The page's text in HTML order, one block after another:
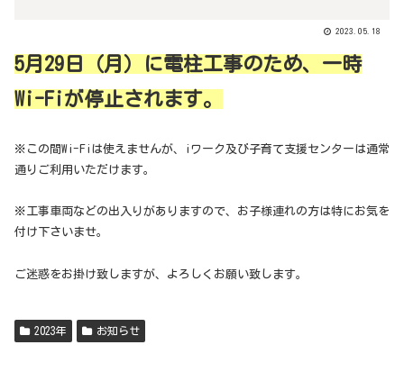
2023.05.18
5月29日（月）に電柱工事のため、一時
Wi-Fiが停止されます。
※この間Wi-Fiは使えませんが、iワーク及び子育て支援センターは通常
通りご利用いただけます。
※工事車両などの出入りがありますので、お子様連れの方は特にお気を
付け下さいませ。
ご迷惑をお掛け致しますが、よろしくお願い致します。
2023年 お知らせ